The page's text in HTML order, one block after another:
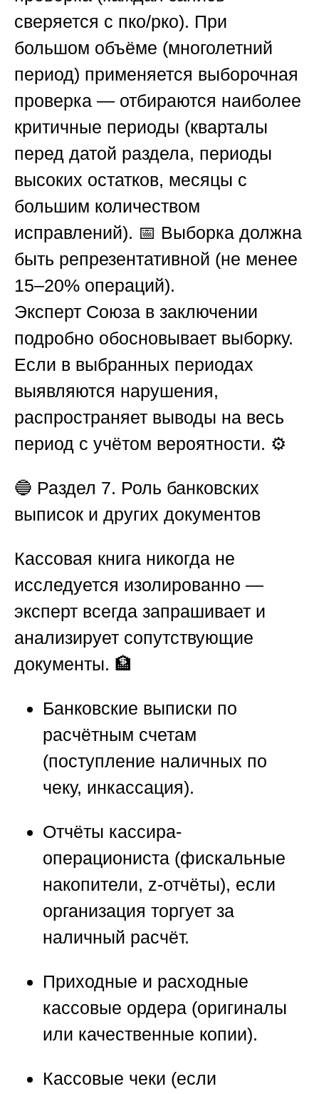
сверяется с пко/рко). При
большом объёме (многолетний
период) применяется выборочная
проверка — отбираются наиболее
критичные периоды (кварталы
перед датой раздела, периоды
высоких остатков, месяцы с
большим количеством
исправлений). 📅 Выборка должна
быть репрезентативной (не менее
15–20% операций).
Эксперт Союза в заключении
подробно обосновывает выборку.
Если в выбранных периодах
выявляются нарушения,
распространяет выводы на весь
период с учётом вероятности. ⚙️
🔵 Раздел 7. Роль банковских
выписок и других документов
Кассовая книга никогда не
исследуется изолированно —
эксперт всегда запрашивает и
анализирует сопутствующие
документы. 🏦
Банковские выписки по
расчётным счетам
(поступление наличных по
чеку, инкассация).
Отчёты кассира-
операциониста (фискальные
накопители, z-отчёты), если
организация торгует за
наличный расчёт.
Приходные и расходные
кассовые ордера (оригиналы
или качественные копии).
Кассовые чеки (если